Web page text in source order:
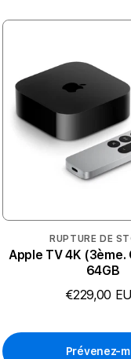
RUPTURE DE
Apple TV 4K (3ème.
64GB
€229,00
Prévenez-